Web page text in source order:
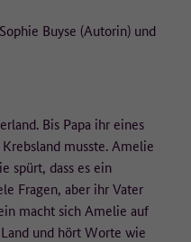
Buyse (Autorin) und
Bis Papa ihr eines
musste. Amelie
spürt, dass es ein
Fragen, aber ihr Vater
macht sich Amelie auf
und hört Worte wie
Ihre Consent-
anderem eine zufällig
historische Speicherung
dies eingestellt hat.
Plugins,
gespeichert, die letzten
Zeitpunkt